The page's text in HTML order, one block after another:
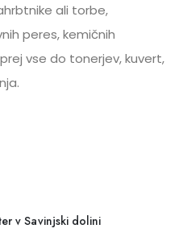
ali torbe,
peres, kemičnih
vse do tonerjev, kuvert,
v Savinjski dolini